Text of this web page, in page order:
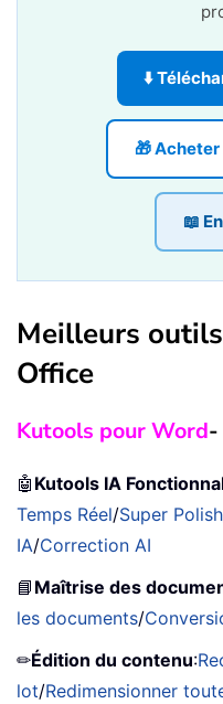
⬇️
🎁
📖
Meilleurs
Office
Kutools pour Word-
🤖 Kutools IA
Temps Réel/Super Polish
IA/Correction AI
📘 Maîtrise des
les documents/
✏Édition du contenu:
lot/Redimensionner